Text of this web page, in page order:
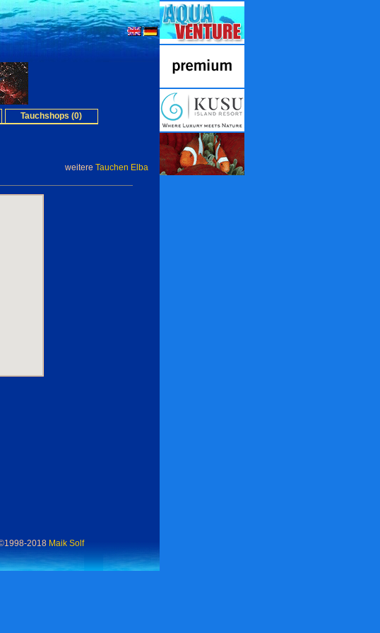
Tauchshops (0)
weitere Tauchen Elba
2018 Maik Solf